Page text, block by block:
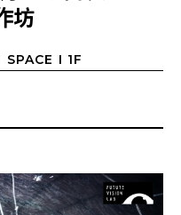
坊
SPACE I 1F